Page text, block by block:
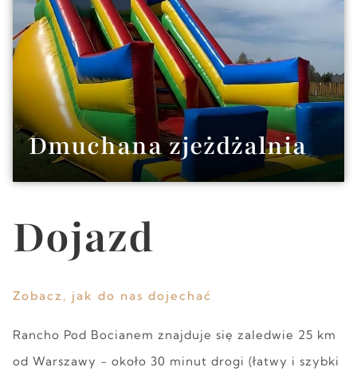
Dmuchana zjeżdżalnia
Dojazd
Zobacz, jak do nas dojechać
Rancho Pod Bocianem znajduje się zaledwie 25 km
od Warszawy - około 30 minut drogi (łatwy i szybki